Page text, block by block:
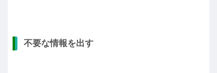
不要な情報を出す